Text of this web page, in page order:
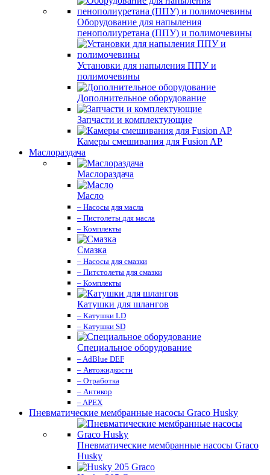
Оборудование для напыления
пенополиуретана (ППУ) и полимочевины
Установки для напыления ППУ и
полимочевины
Дополнительное оборудование
Запчасти и комплектующие
Камеры смешивания для Fusion AP
Маслораздача
Маслораздача
Масло
– Насосы для масла
– Пистолеты для масла
– Комплекты
Смазка
– Насосы для смазки
– Питстолеты для смазки
– Комплекты
Катушки для шлангов
– Катушки LD
– Катушки SD
Специальное оборудование
– AdBlue DEF
– Автожидкости
– Отработка
– Антикор
– APEX
Пневматические мембранные насосы Graco Husky
Пневматические мембранные насосы Graco
Husky